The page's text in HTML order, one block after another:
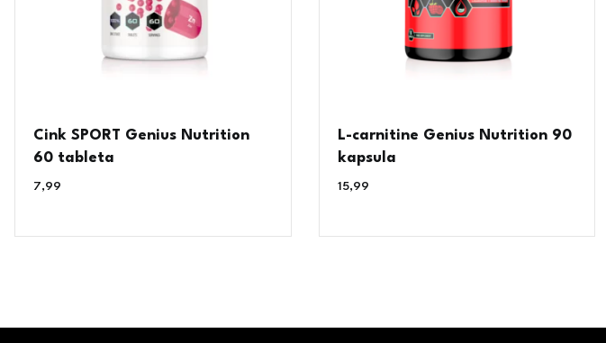
Cink SPORT Genius Nutrition
60 tableta
7,99
L-carnitine Genius Nutrition 90
kapsula
15,99